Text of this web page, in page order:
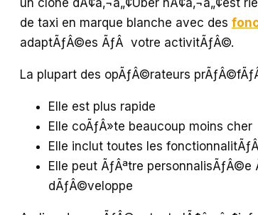
un clone dÃ¢â‚¬â„¢Uber nÃ¢â‚¬â„¢est
de taxi en marque blanche avec des
adaptÃƒÂ©es ÃƒÂ votre activitÃƒÂ©.
La plupart des opÃƒÂ©rateurs
Elle est plus rapide
Elle coÃƒÂ»te beaucoup moins cher
Elle inclut toutes les
Elle peut ÃƒÂªtre
dÃƒÂ©veloppe